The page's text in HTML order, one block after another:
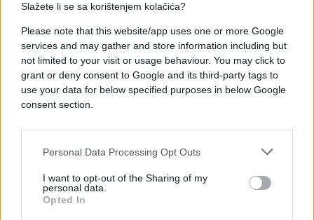
Slažete li se sa korištenjem kolačića?
Please note that this website/app uses one or more Google
services and may gather and store information including but
not limited to your visit or usage behaviour. You may click to
grant or deny consent to Google and its third-party tags to
use your data for below specified purposes in below Google
consent section.
Personal Data Processing Opt Outs
I want to opt-out of the Sharing of my
personal data.
Opted In
možete osloniti na detalje.
Na koncu, imajte na umu da žuta boja odlično paše
uz sive nijanse i plavu boju, osobito tamne nijanse i
one tirkizne. To je čini odličnim izborom za sve vas
koji tražite način kako razvedriti svoju kuhinju.